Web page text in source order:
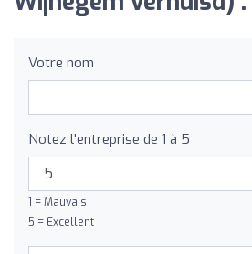
Votre nom
Notez l'entreprise de 1 à 5
1 = Mauvais
5 = Excellent